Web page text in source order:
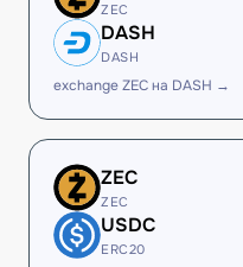
ZEC
DASH
DASH
exchange ZEC на DASH →
ZEC
ZEC
USDC
ERC20